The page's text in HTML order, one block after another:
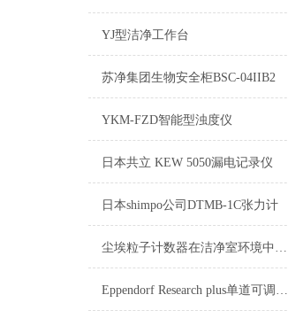
YJ型洁净工作台
苏净集团生物安全柜BSC-04IIB2
YKM-FZD智能型浊度仪
日本共立 KEW 5050漏电记录仪
日本shimpo公司DTMB-1C张力计
尘埃粒子计数器在洁净室环境中的关键作用
Eppendorf Research plus单道可调移液器